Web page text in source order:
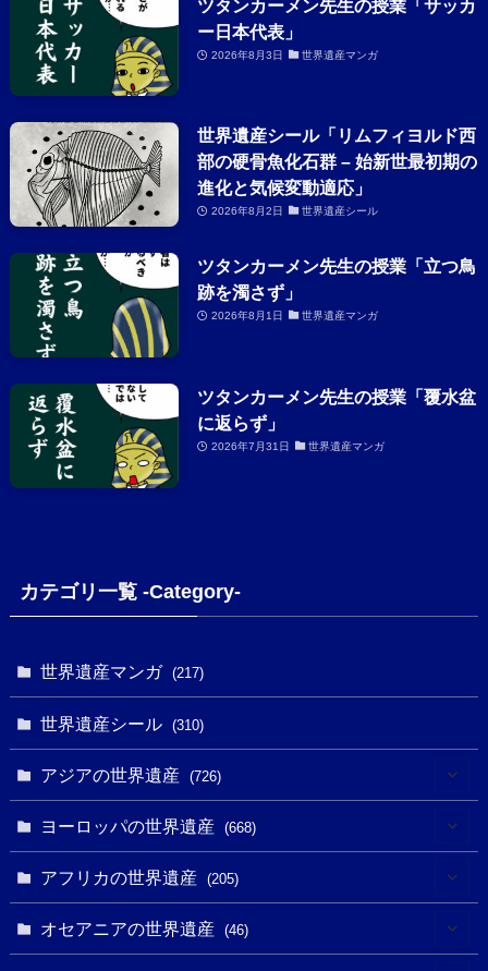
ツタンカーメン先生の授業「サッカ
ー日本代表」
2026年8月3日 世界遺産マンガ
世界遺産シール「リムフィヨルド西
部の硬骨魚化石群 – 始新世最初期の
進化と気候変動適応」
2026年8月2日 世界遺産シール
ツタンカーメン先生の授業「立つ鳥
跡を濁さず」
2026年8月1日 世界遺産マンガ
ツタンカーメン先生の授業「覆水盆
に返らず」
2026年7月31日 世界遺産マンガ
カテゴリ一覧 -Category-
世界遺産マンガ (217)
世界遺産シール (310)
アジアの世界遺産 (726)
(6)
ヨーロッパの世界遺産 (668)
(4)
(3)
アフリカの世界遺産 (205)
(8)
オセアニアの世界遺産 (46)